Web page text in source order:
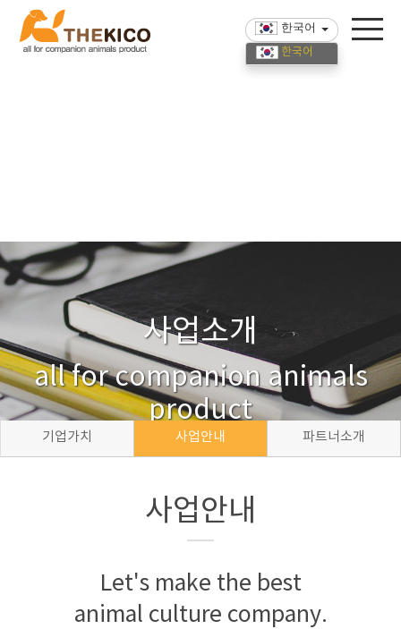
한국어
한국어
사업소개
all for companion animals
product
기업가치 사업안내 파트너소개
사업안내
Let's make the best
animal culture company.